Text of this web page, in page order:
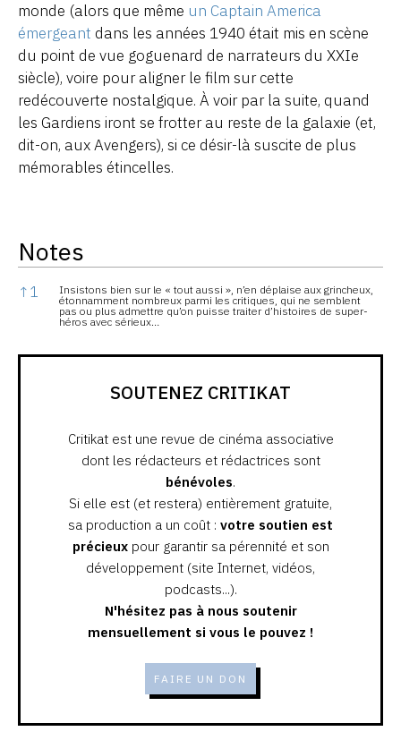
monde (alors que même un Captain America
émergeant dans les années 1940 était mis en scène
du point de vue goguenard de narrateurs du XXIe
siècle), voire pour aligner le film sur cette
redécouverte nostalgique. À voir par la suite, quand
les Gardiens iront se frotter au reste de la galaxie (et,
dit-on, aux Avengers), si ce désir-là suscite de plus
mémorables étincelles.
Notes
Notes
↑ 1
Insistons bien sur le « tout aussi », n’en déplaise aux grincheux,
étonnamment nombreux parmi les critiques, qui ne semblent
pas ou plus admettre qu’on puisse traiter d’histoires de super-
héros avec sérieux…
SOUTENEZ CRITIKAT
Critikat est une revue de cinéma associative
dont les rédacteurs et rédactrices sont
bénévoles.
Si elle est (et restera) entièrement gratuite,
sa production a un coût : votre soutien est
précieuxpour garantir sa pérennité et son
développement (site Internet, vidéos,
podcasts...).
N'hésitez pas à nous soutenir
mensuellement si vous le pouvez !
FAIRE UN DON